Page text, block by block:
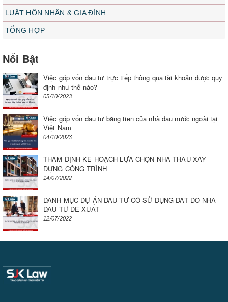
LUẬT HÔN NHÂN & GIA ĐÌNH
TỔNG HỢP
Nổi Bật
Việc góp vốn đầu tư trực tiếp thông qua tài khoản được quy
định như thế nào?
05/10/2023
Việc góp vốn đầu tư bằng tiền của nhà đầu nước ngoài tại
Việt Nam
04/10/2023
THẨM ĐỊNH KẾ HOẠCH LỰA CHỌN NHÀ THẦU XÂY
DỰNG CÔNG TRÌNH
14/07/2022
DANH MỤC DỰ ÁN ĐẦU TƯ CÓ SỬ DỤNG ĐẤT DO NHÀ
ĐẦU TƯ ĐỀ XUẤT
12/07/2022